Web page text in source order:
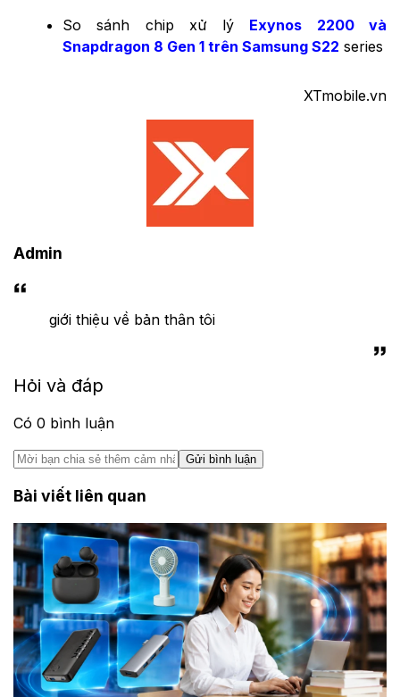
So sánh chip xử lý Exynos 2200 và
Snapdragon 8 Gen 1 trên Samsung S22 series
XTmobile.vn
Admin
giới thiệu về bản thân tôi
Hỏi và đáp
Có 0 bình luận
Gửi bình luận
Bài viết liên quan